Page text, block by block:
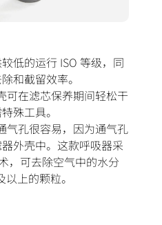
低的运行 ISO 等级，同
和截留效率。
可在滤芯保养期间轻松干
殊工具。
气孔很容易，因为通气孔
外壳中。这款呼吸器采
，可去除空气中的水分
以上的颗粒。